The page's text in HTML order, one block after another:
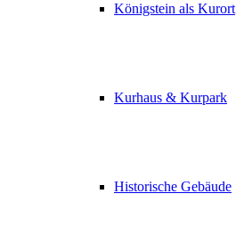
Königstein als Kurort
Kurhaus & Kurpark
Historische Gebäude